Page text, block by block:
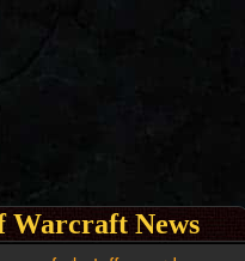
Warcraft News